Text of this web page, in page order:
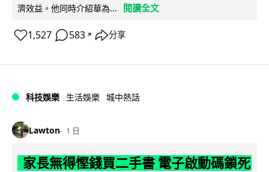
濟效益。他同時介紹華為...
閱讀全文
1,527 583 ↗ 分享
科技娛樂 生活娛樂 城中熱話
Lawton 1 日
家長無得慳錢買二手書 電子啟動碼鎖死